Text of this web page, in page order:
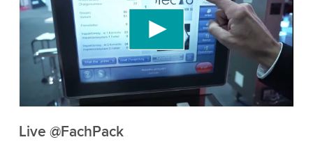
We use a third party service to embed video
content that may collect data about your activity.
Please review the details and accept the service
to watch this video.
Accept More information
Live @FachPack